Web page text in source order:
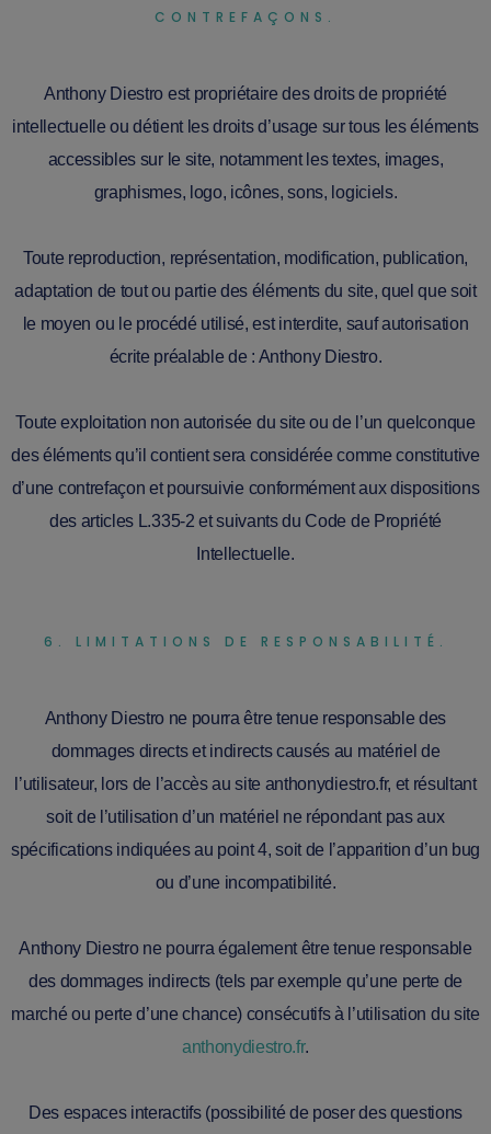
CONTREFAÇONS.
Anthony Diestro est propriétaire des droits de propriété
intellectuelle ou détient les droits d’usage sur tous les éléments
accessibles sur le site, notamment les textes, images,
graphismes, logo, icônes, sons, logiciels.
Toute reproduction, représentation, modification, publication,
adaptation de tout ou partie des éléments du site, quel que soit
le moyen ou le procédé utilisé, est interdite, sauf autorisation
écrite préalable de : Anthony Diestro.
Toute exploitation non autorisée du site ou de l’un quelconque
des éléments qu’il contient sera considérée comme constitutive
d’une contrefaçon et poursuivie conformément aux dispositions
des articles L.335-2 et suivants du Code de Propriété
Intellectuelle.
6. LIMITATIONS DE RESPONSABILITÉ.
Anthony Diestro ne pourra être tenue responsable des
dommages directs et indirects causés au matériel de
l’utilisateur, lors de l’accès au site anthonydiestro.fr, et résultant
soit de l’utilisation d’un matériel ne répondant pas aux
spécifications indiquées au point 4, soit de l’apparition d’un bug
ou d’une incompatibilité.
Anthony Diestro ne pourra également être tenue responsable
des dommages indirects (tels par exemple qu’une perte de
marché ou perte d’une chance) consécutifs à l’utilisation du site
anthonydiestro.fr.
Des espaces interactifs (possibilité de poser des questions